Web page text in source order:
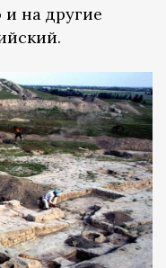
на другие